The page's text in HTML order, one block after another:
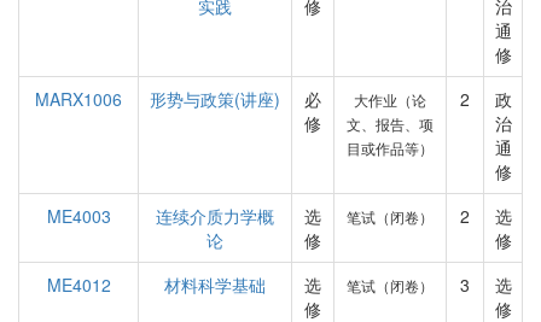
实践
修
治
通
修
MARX1006
形势与政策(讲座)
必
修
大作业（论
文、报告、项
目或作品等）
2
政
治
通
修
ME4003
连续介质力学概
论
选
修
笔试（闭卷） 2
选
修
ME4012
材料科学基础
选
修
笔试（闭卷） 3
选
修